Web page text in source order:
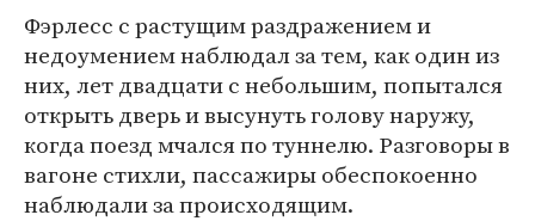
Фэрлесс с растущим раздражением и
недоумением наблюдал за тем, как один из
них, лет двадцати с небольшим, попытался
открыть дверь и высунуть голову наружу,
когда поезд мчался по туннелю. Разговоры в
вагоне стихли, пассажиры обеспокоенно
наблюдали за происходящим.